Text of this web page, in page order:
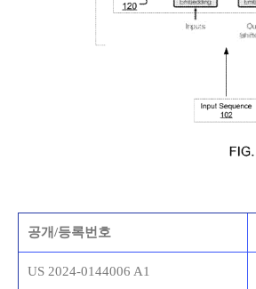
공개/등록번호
US 2024-0144006 A1